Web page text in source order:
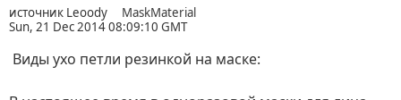
источник Leoody
MaskMaterial
Sun, 21 Dec 2014 08:09:10 GMT
Виды ухо петли резинкой на маске: